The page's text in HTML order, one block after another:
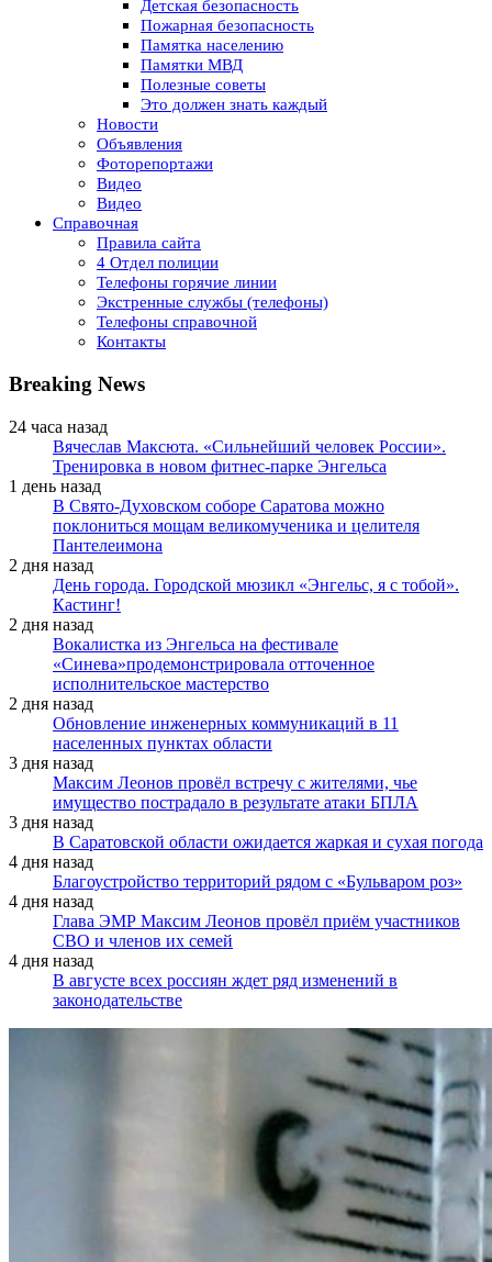
Детская безопасность
Пожарная безопасность
Памятка населению
Памятки МВД
Полезные советы
Это должен знать каждый
Новости
Объявления
Фоторепортажи
Видео
Видео
Справочная
Правила сайта
4 Отдел полиции
Телефоны горячие линии
Экстренные службы (телефоны)
Телефоны справочной
Контакты
Breaking News
24 часа назад
Вячеслав Максюта. «Сильнейший человек России».
Тренировка в новом фитнес-парке Энгельса
1 день назад
В Свято-Духовском соборе Саратова можно
поклониться мощам великомученика и целителя
Пантелеимона
2 дня назад
День города. Городской мюзикл «Энгельс, я с тобой».
Кастинг!
2 дня назад
Вокалистка из Энгельса на фестивале
«Синева»продемонстрировала отточенное
исполнительское мастерство
2 дня назад
Обновление инженерных коммуникаций в 11
населенных пунктах области
3 дня назад
Максим Леонов провёл встречу с жителями, чье
имущество пострадало в результате атаки БПЛА
3 дня назад
В Саратовской области ожидается жаркая и сухая погода
4 дня назад
Благоустройство территорий рядом с «Бульваром роз»
4 дня назад
Глава ЭМР Максим Леонов провёл приём участников
СВО и членов их семей
4 дня назад
В августе всех россиян ждет ряд изменений в
законодательстве